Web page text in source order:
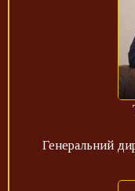
Генеральний